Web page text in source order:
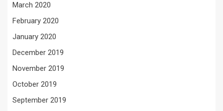
March 2020
February 2020
January 2020
December 2019
November 2019
October 2019
September 2019